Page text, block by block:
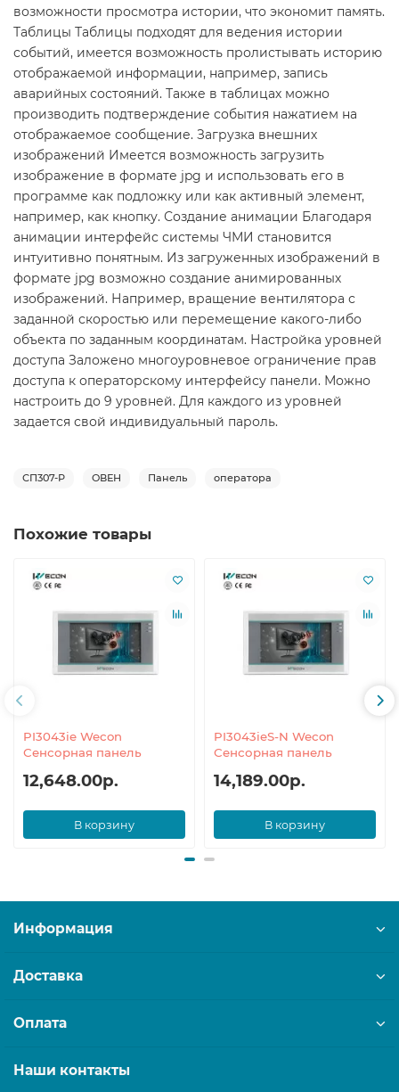
возможности просмотра истории, что экономит память.
Таблицы Таблицы подходят для ведения истории
событий, имеется возможность пролистывать историю
отображаемой информации, например, запись
аварийных состояний. Также в таблицах можно
производить подтверждение события нажатием на
отображаемое сообщение. Загрузка внешних
изображений Имеется возможность загрузить
изображение в формате jpg и использовать его в
программе как подложку или как активный элемент,
например, как кнопку. Создание анимации Благодаря
анимации интерфейс системы ЧМИ становится
интуитивно понятным. Из загруженных изображений в
формате jpg возможно создание анимированных
изображений. Например, вращение вентилятора с
заданной скоростью или перемещение какого-либо
объекта по заданным координатам. Настройка уровней
доступа Заложено многоуровневое ограничение прав
доступа к операторскому интерфейсу панели. Можно
настроить до 9 уровней. Для каждого из уровней
задается свой индивидуальный пароль.
СП307-Р ОВЕН Панель оператора
Похожие товары
PI3043ie Wecon
Сенсорная панель
12,648.00р.
В корзину
PI3043ieS-N Wecon
Сенсорная панель
14,189.00р.
В корзину
Информация
Доставка
Оплата
Наши контакты